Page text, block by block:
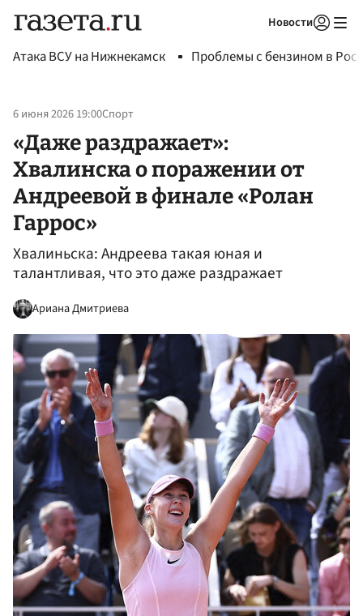
Новости
Атака ВСУ на Нижнекамск Проблемы с бензином в
6 июня 2026 19:00Спорт
«Даже раздражает»:
Хвалинска о поражении от
Андреевой в финале «Ролан
Гаррос»
Хвалиньска: Андреева такая юная и
талантливая, что это даже раздражает
Ариана Дмитриева